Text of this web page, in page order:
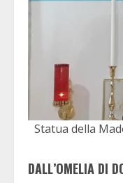
Statua della
DALL’OMELIA DI